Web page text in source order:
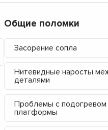
Общие поломки
Засорение сопла
Нитевидные наросты
деталями
Проблемы с подогревом
платформы